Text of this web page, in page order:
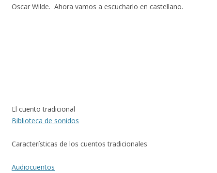
Oscar Wilde. Ahora vamos a escucharlo en castellano.
El cuento tradicional
Biblioteca de sonidos
Características de los cuentos tradicionales
Audiocuentos